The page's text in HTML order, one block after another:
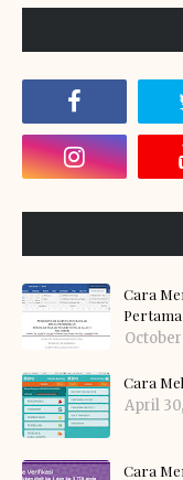
Cara
Cara
April
Cara